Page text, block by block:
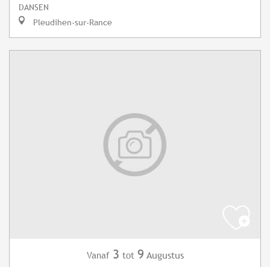
DANSEN
Pleudihen-sur-Rance
Vanaf 3 tot 9 Augustus